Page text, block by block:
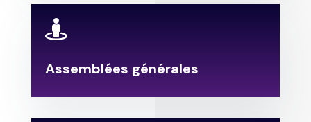

Assemblées générales